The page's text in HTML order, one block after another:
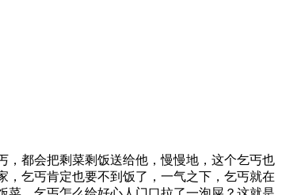
，都会把剩菜剩饭送给他，慢慢地，这个乞丐也
乞丐肯定也要不到饭了，一气之下，乞丐就在